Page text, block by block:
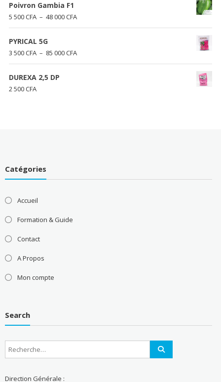
Poivron Gambia F1
5 500CFA – 48 000CFAPlage
de
500 CFA
PYRICAL 5G
3 500CFA – 85 000CFAPlage
de
DUREXA 2,5 DP
2 500CFA
Catégories
Accueil
Formation & Guide
Contact
A Propos
Mon compte
Search
Direction Générale :